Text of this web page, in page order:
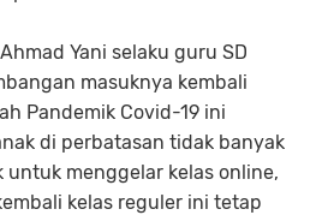
Yani selaku guru SD
masuknya kembali
Pandemik Covid-19 ini
di perbatasan tidak banyak
untuk menggelar kelas online,
kelas reguler ini tetap